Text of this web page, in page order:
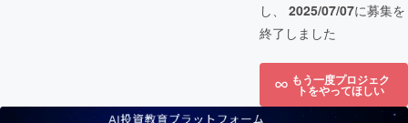
し、 2025/07/07に募集を
終了しました
もう一度プロジェク
トをやってほしい